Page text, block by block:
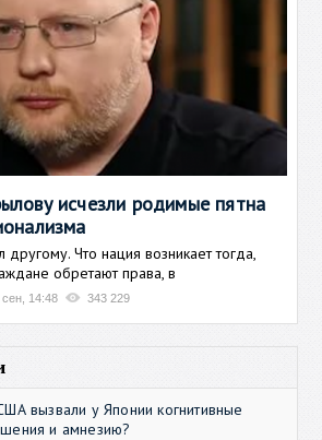
исчезли родимые пятна
другому. Что нация возникает тогда,
обретают права, в
сен, 14:48 343 229
вызвали у Японии когнитивные
и амнезию?